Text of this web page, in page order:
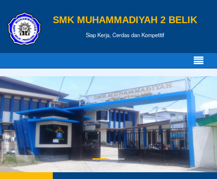
SMK MUHAMMADIYAH 2 BELIK
Siap Kerja, Cerdas dan Kompetitif